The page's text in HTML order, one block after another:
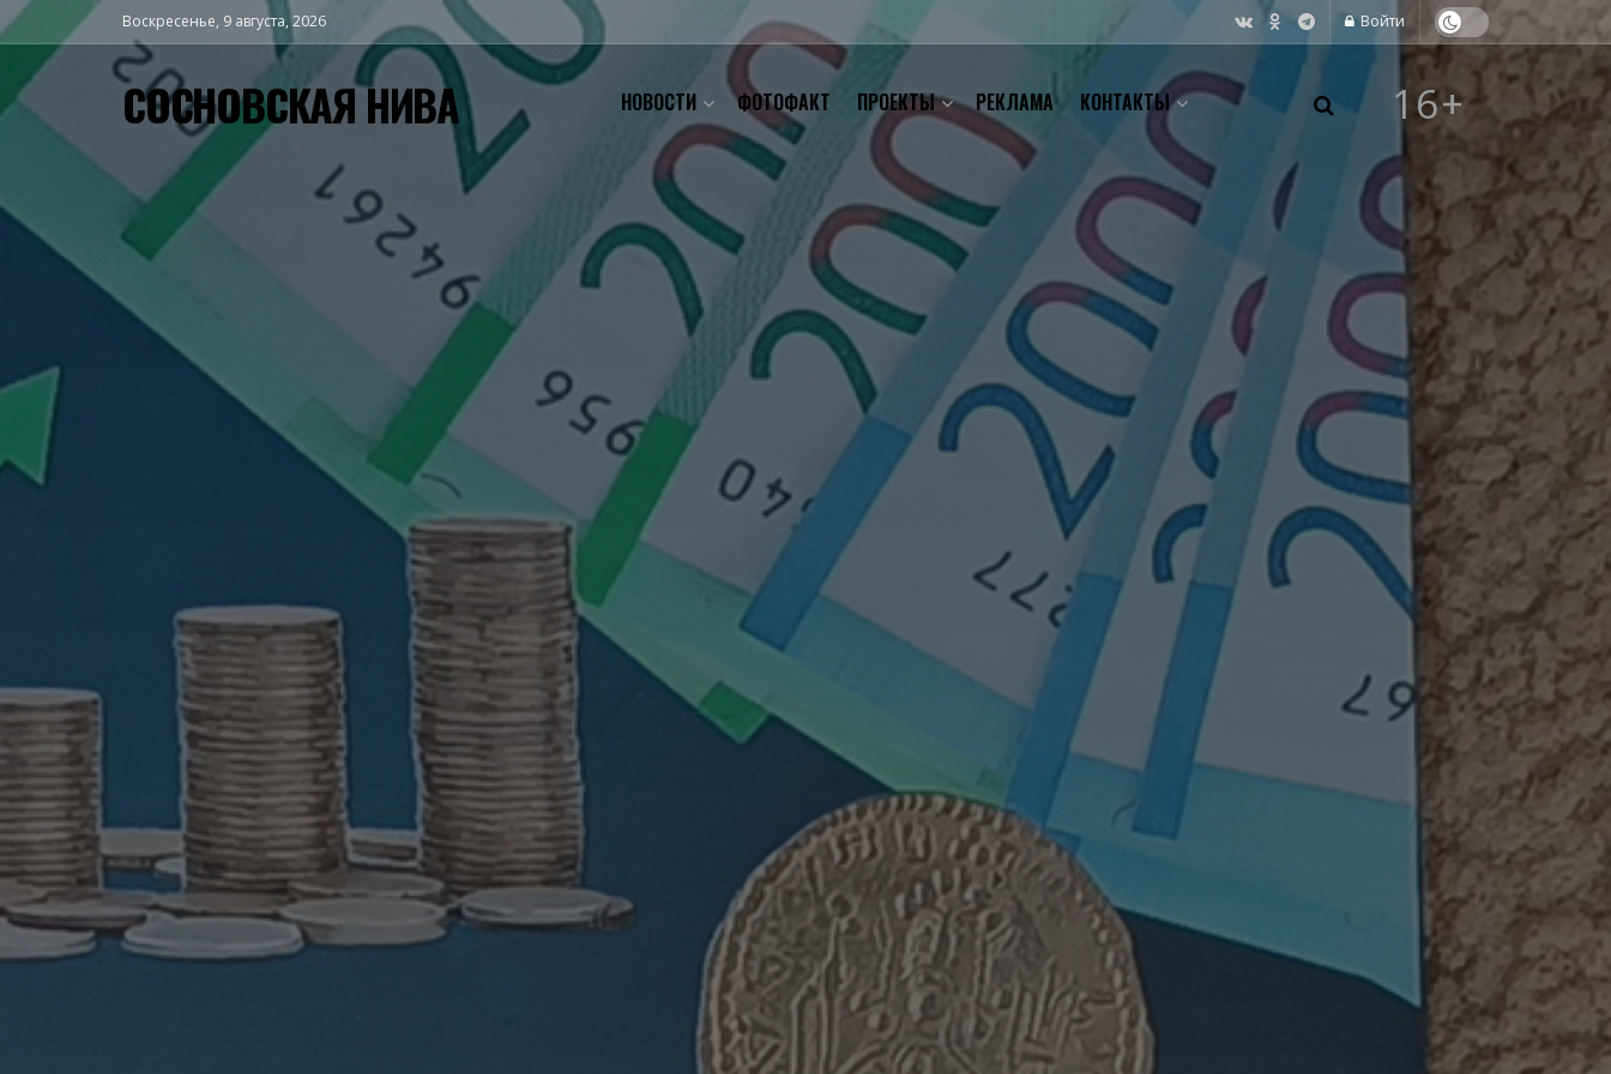
Воскресенье, 9 августа, 2026 Войти
СОСНОВСКАЯ НИВА НОВОСТИ ФОТОФАКТ ПРОЕКТЫ РЕКЛАМА КОНТАКТЫ 16+